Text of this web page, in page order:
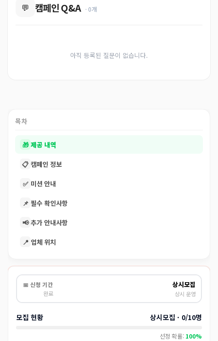
💬 캠페인 Q&A · 0개
아직 등록된 질문이 없습니다.
목차
🎁 제공 내역
📋 캠페인 정보
✅ 미션 안내
📌 필수 확인사항
📢 추가 안내사항
📍 업체 위치
📅 신청 기간
완료
상시모집
상시 운영
모집 현황 상시모집 · 0/10명
선정 확률: 100%